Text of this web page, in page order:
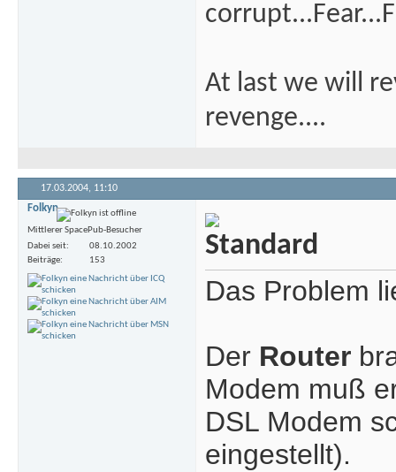
At last we will
revenge....
17.03.2004, 11:10
Folkyn
Mittlerer SpacePub-Besucher
Dabei seit
08.10.2002
Beiträge
153
Das Problem
Der Router
Modem muß
DSL Modem
eingestellt).